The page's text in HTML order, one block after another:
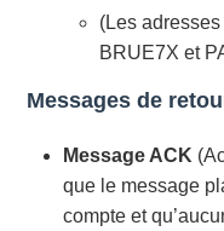
(Les
BRUE7X et
Messages de
Message ACK
que le message
compte et